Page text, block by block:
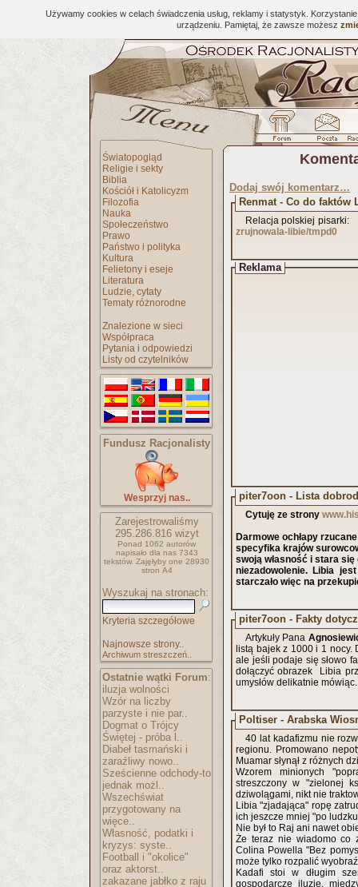
Używamy cookies w celach świadczenia usług, reklamy i statystyk.
urządzeniu. Pamiętaj, że zawsze możesz
Światopogląd
Religie i sekty
Biblia
Kościół i Katolicyzm
Filozofia
Nauka
Społeczeństwo
Prawo
Państwo i polityka
Kultura
Felietony i eseje
Literatura
Ludzie, cytaty
Tematy różnorodne
Znalezione w sieci
Współpraca
Pytania i odpowiedzi
Listy od czytelników
Fundusz Racjonalisty
Wesprzyj nas..
Zarejestrowaliśmy
295.286.816wizyt
Ponad 1062 autorów
napisało dla nas 7343
tekstów. Zajęłyby one 28930
stron A4
Wyszukaj na stronach:
Kryteria szczegółowe
Najnowsze strony..
Archiwum streszczeń..
Ostatnie wątki Forum:
iluzja wolności
Wzór na liczby
parzyste i nie par..
Dogmat o Trójcy
Świętej - próba l..
Diabeł tasmański i
zaraźliwy nowo..
Sześcienne odchody-to
jednak możl..
Wszechświat
przygotowany na
więce..
Własność, podatki i
kryzys: syste..
Football i "okolice"
oraz aktorst..
zakazane jabłko z raju
Dodaj swój komentarz…
Renmat - Co do
Relacja
zrujnowala-libie/tmpd0
Reklama
piter7oon - Lista
Cytuję ze strony
Darmowe ochłapy
specyfika krajów
swoją własność i stara
niezadowolenie. Libia
starczało więc na
piter7oon - Fakty
Artykuły Pana
listą bajek z 1000 i 1
ale jeśli podaje się słowo
dołączyć obrazek Libia
umysłów delikatnie
Poltiser - Arabska
40 lat kadafizmu nie
regionu. Promowano
Muamar słynął z różnych
Wzorem minionych
streszczony w "zielonej
dziwolągami, nikt nie
Libia "zjadająca" ropę
ich jeszcze mniej "po
Nie był to Raj ani nawet
Że teraz nie wiadomo co
Colina Powella "Bez
może tylko rozpalić
Kadafi stoi w długim
gospodarcze iluzje,